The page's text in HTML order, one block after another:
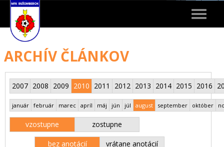
Toggle
ARCHÍV ČLÁNKOV
2007 2008 2009 2010 2011 2012 2013 2014 2015 2016
január február marec apríl máj jún júl august september október
vzostupne zostupne
bez anotácií vrátane anotácií